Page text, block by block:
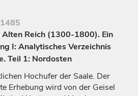
Reich (1300-1800). Ein
I: Analytisches Verzeichnis
Teil 1: Nordosten
Hochufer der Saale. Der
Erhebung wird von der Geisel